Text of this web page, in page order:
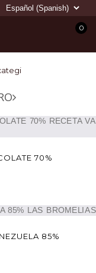
0
70%
85%